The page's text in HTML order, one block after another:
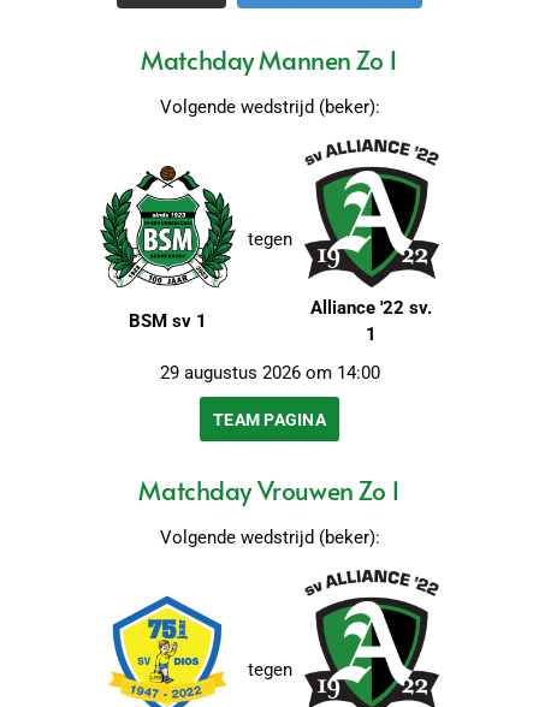
Matchday Mannen Zo 1
Volgende wedstrijd (beker):
BSM sv 1
tegen
Alliance '22 sv.
1
29 augustus 2026 om 14:00
TEAM PAGINA
Matchday Vrouwen Zo 1
Volgende wedstrijd (beker):
tegen